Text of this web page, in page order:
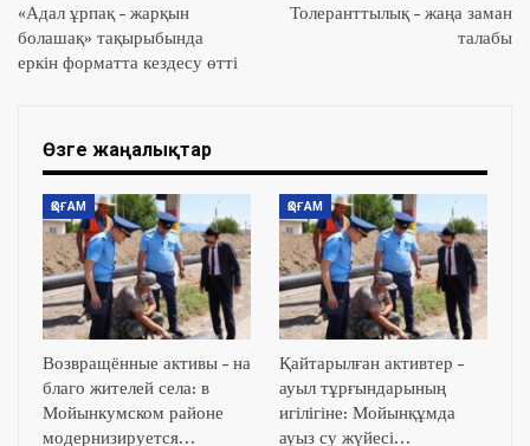
«Адал ұрпақ – жарқын
болашақ» тақырыбында
еркін форматта кездесу өтті
Толеранттылық – жаңа заман
талабы
Өзге жаңалықтар
ҚОҒАМ
Возвращённые активы – на
благо жителей села: в
Мойынкумском районе
модернизируется…
ҚОҒАМ
Қайтарылған активтер –
ауыл тұрғындарының
игілігіне: Мойынқұмда
ауыз су жүйесі…